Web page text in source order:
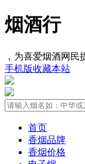
烟酒行
，为喜爱烟酒网
手机版收藏本站
首页
香烟品牌
香烟价格